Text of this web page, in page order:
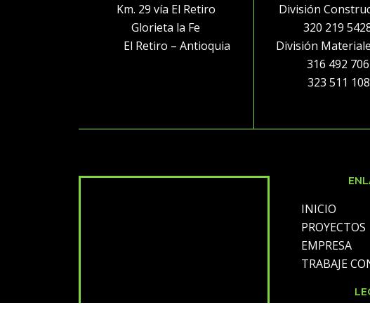
Km. 29 vía El Retiro
Glorieta la Fe
El Retiro – Antioquia
División
320 219
División
316 492
323 511
INICIO
PROYECTOS
EMPRESA
TRABAJE